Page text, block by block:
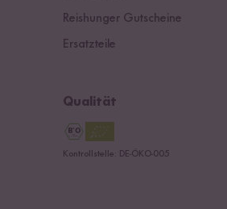
Reishunger Gutscheine
Ersatzteile
Qualität
Kontrollstelle: DE-ÖKO-005